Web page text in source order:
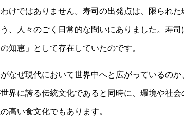
けではありません。寿司の出発点は、限られた
、人々のごく日常的な問いにありました。寿司
知恵」として存在していたのです。
なぜ現代において世界中へと広がっているのか
界に誇る伝統文化であると同時に、環境や社会
高い食文化でもあります。